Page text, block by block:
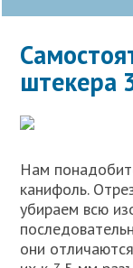
штекера
Нам
канифоль.
убираем всю
они